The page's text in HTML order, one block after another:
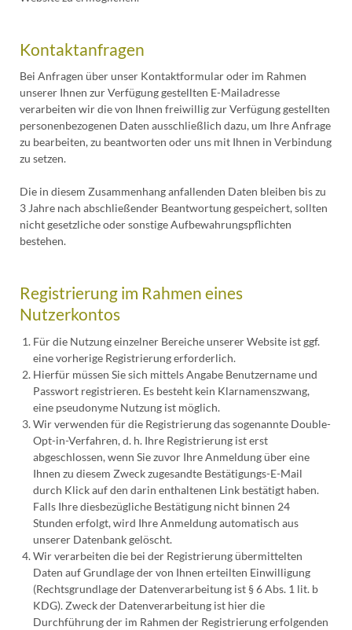
Kontaktanfragen
Bei Anfragen über unser Kontaktformular oder im Rahmen
unserer Ihnen zur Verfügung gestellten E-Mailadresse
verarbeiten wir die von Ihnen freiwillig zur Verfügung gestellten
personenbezogenen Daten ausschließlich dazu, um Ihre Anfrage
zu bearbeiten, zu beantworten oder uns mit Ihnen in Verbindung
zu setzen.
Die in diesem Zusammenhang anfallenden Daten bleiben bis zu
3 Jahre nach abschließender Beantwortung gespeichert, sollten
nicht gesetzliche oder sonstige Aufbewahrungspflichten
bestehen.
Registrierung im Rahmen eines
Nutzerkontos
Für die Nutzung einzelner Bereiche unserer Website ist ggf.
eine vorherige Registrierung erforderlich.
Hierfür müssen Sie sich mittels Angabe Benutzername und
Passwort registrieren. Es besteht kein Klarnamenszwang,
eine pseudonyme Nutzung ist möglich.
Wir verwenden für die Registrierung das sogenannte Double-
Opt-in-Verfahren, d. h. Ihre Registrierung ist erst
abgeschlossen, wenn Sie zuvor Ihre Anmeldung über eine
Ihnen zu diesem Zweck zugesandte Bestätigungs-E-Mail
durch Klick auf den darin enthaltenen Link bestätigt haben.
Falls Ihre diesbezügliche Bestätigung nicht binnen 24
Stunden erfolgt, wird Ihre Anmeldung automatisch aus
unserer Datenbank gelöscht.
Wir verarbeiten die bei der Registrierung übermittelten
Daten auf Grundlage der von Ihnen erteilten Einwilligung
(Rechtsgrundlage der Datenverarbeitung ist § 6 Abs. 1 lit. b
KDG). Zweck der Datenverarbeitung ist hier die
Durchführung der im Rahmen der Registrierung erfolgenden